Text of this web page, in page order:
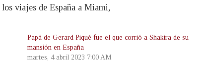
viajes de España a Miami,
Papá de Gerard Piqué fue el que corrió a Shakira de su
mansión en España
martes, 4 abril 2023 7:00 AM